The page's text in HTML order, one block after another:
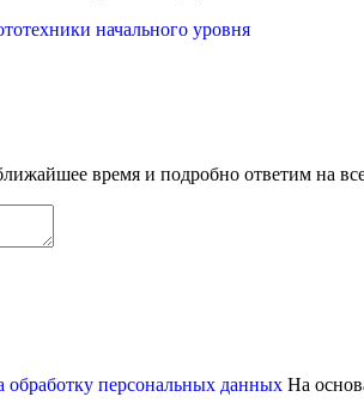
начального уровня
время и подробно ответим на
обработку персональных данных На